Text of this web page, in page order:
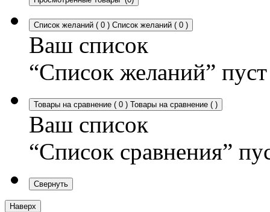
Список желаний ( 0 ) Список желаний ( 0 )
Ваш список
“Список желаний” пуст
Товары на сравнение ( 0 ) Товары на сравнение ( )
Ваш список
“Список сравнения”
Свернуть
Наверх